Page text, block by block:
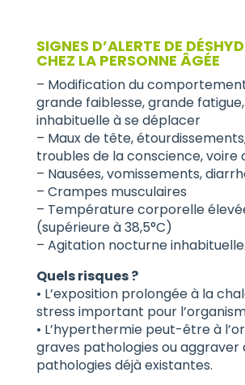
SIGNES D’ALERTE DE
CHEZ LA PERSONNE ÂGÉE
– Modification du
grande faiblesse, grande
inhabituelle à se déplacer
– Maux de tête,
troubles de la conscience, voire
– Nausées, vomissements,
– Crampes musculaires
– Température corporelle
(supérieure à 38,5°C)
– Agitation nocturne inhabituelle.
Quels risques ?
• L’exposition prolongée à la
stress important pour
• L’hyperthermie peut-être à
graves pathologies ou aggraver
pathologies déjà existantes.